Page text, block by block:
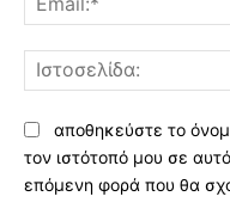
αποθηκεύστε το
τον ιστότοπό μου σε
επόμενη φορά που θα